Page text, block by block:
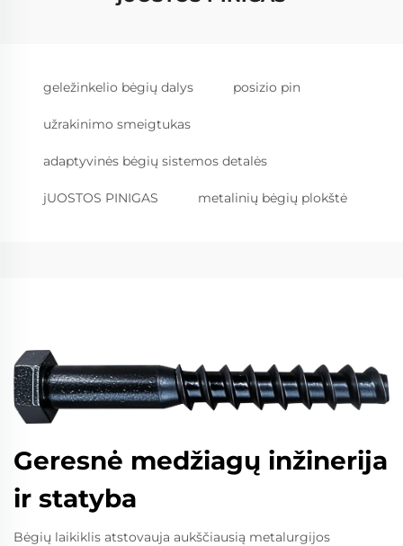
geležinkelio bėgių dalys posizio pin
užrakinimo smeigtukas
adaptyvinės bėgių sistemos detalės
jUOSTOS PINIGAS metalinių bėgių plokštė
Geresnė medžiagų inžinerija
ir statyba
Bėgių laikiklis atstovauja aukščiausią metalurgijos